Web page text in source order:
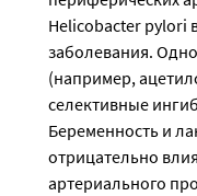
Helicobacter pylori
заболевания.
(например,
селективные
Беременность и
отрицательно
артериального